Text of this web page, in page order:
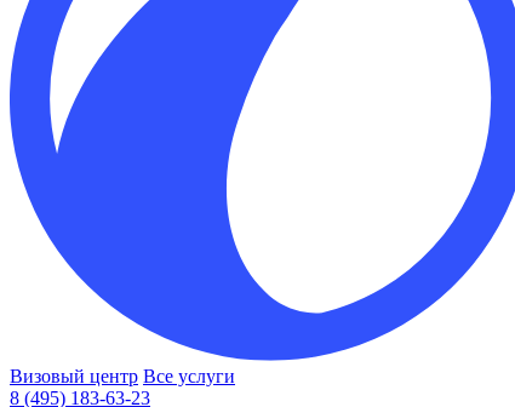
Визовый центр Все услуги
8 (495) 183-63-23